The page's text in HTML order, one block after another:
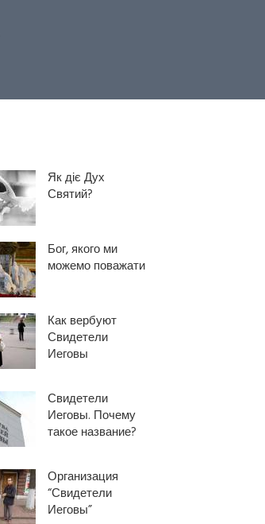
Як діє Дух
Святий?
Бог, якого ми
можемо поважати
Как вербуют
Свидетели
Иеговы
Свидетели
Иеговы. Почему
такое название?
Организация
“Свидетели
Иеговы”